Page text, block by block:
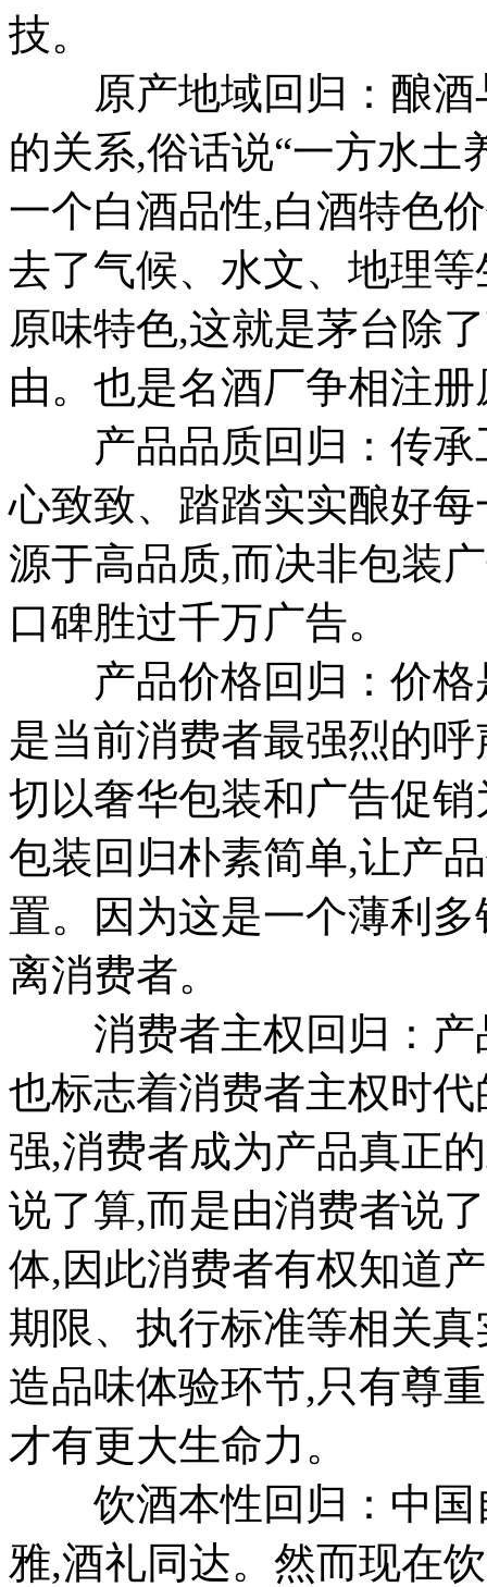
技。
原产地域回归：酿酒
的关系,俗话说“一方水土
一个白酒品性,白酒特色
去了气候、水文、地理
原味特色,这就是茅台除
由。也是名酒厂争相注
产品品质回归：传承
心致致、踏踏实实酿好
源于高品质,而决非包装
口碑胜过千万广告。
产品价格回归：价格
是当前消费者最强烈的
切以奢华包装和广告促
包装回归朴素简单,让产
置。因为这是一个薄利
离消费者。
消费者主权回归：产
也标志着消费者主权时
强,消费者成为产品真正
说了算,而是由消费者说
体,因此消费者有权知道
期限、执行标准等相关
造品味体验环节,只有尊
才有更大生命力。
饮酒本性回归：中国
雅,酒礼同达。然而现在